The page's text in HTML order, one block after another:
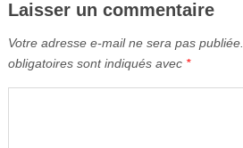
Laisser un commentaire
Votre adresse e-mail ne sera pas publiée.
obligatoires sont indiqués avec *